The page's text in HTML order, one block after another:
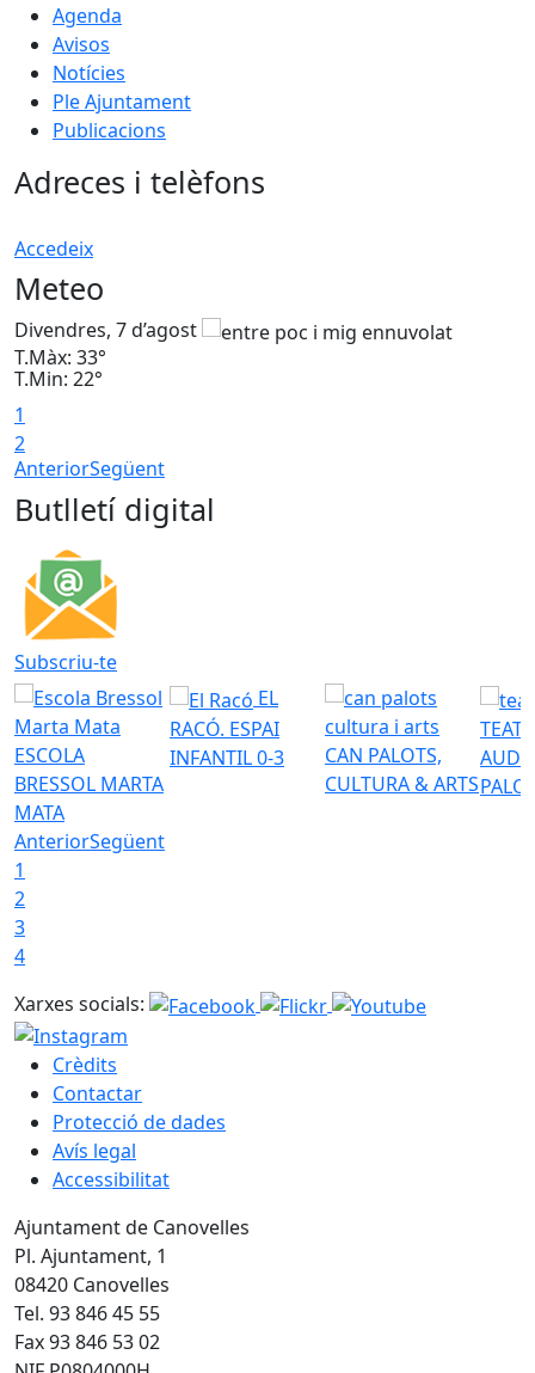
Agenda
Avisos
Notícies
Ple Ajuntament
Publicacions
Adreces i telèfons
Accedeix
Meteo
Divendres, 7 d’agost
T.Màx: 33°
T.Min: 22°
1
2
AnteriorSegüent
Butlletí digital
Subscriu-te
ESCOLA
BRESSOL MARTA
MATA
EL
RACÓ. ESPAI
INFANTIL 0-3
CAN PALOTS,
CULTURA & ARTS
AnteriorSegüent
1
2
3
4
Xarxes socials:
Crèdits
Contactar
Protecció de dades
Avís legal
Accessibilitat
Ajuntament de Canovelles
Pl. Ajuntament, 1
08420 Canovelles
Tel. 93 846 45 55
Fax 93 846 53 02